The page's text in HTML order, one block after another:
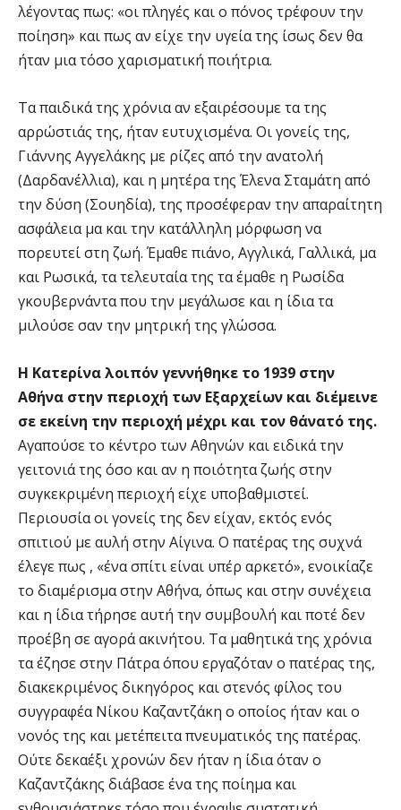
λέγοντας πως: «οι πληγές και ο πόνος τρέφουν την
ποίηση» και πως αν είχε την υγεία της ίσως δεν θα
ήταν μια τόσο χαρισματική ποιήτρια.
Τα παιδικά της χρόνια αν εξαιρέσουμε τα της
αρρώστιάς της, ήταν ευτυχισμένα. Οι γονείς της,
Γιάννης Αγγελάκης με ρίζες από την ανατολή
(Δαρδανέλλια), και η μητέρα της Έλενα Σταμάτη από
την δύση (Σουηδία), της προσέφεραν την απαραίτητη
ασφάλεια μα και την κατάλληλη μόρφωση να
πορευτεί στη ζωή. Έμαθε πιάνο, Αγγλικά, Γαλλικά, μα
και Ρωσικά, τα τελευταία της τα έμαθε η Ρωσίδα
γκουβερνάντα που την μεγάλωσε και η ίδια τα
μιλούσε σαν την μητρική της γλώσσα.
Η Κατερίνα λοιπόν γεννήθηκε το 1939 στην
Αθήνα στην περιοχή των Εξαρχείων και διέμεινε
σε εκείνη την περιοχή μέχρι και τον θάνατό της.
Αγαπούσε το κέντρο των Αθηνών και ειδικά την
γειτονιά της όσο και αν η ποιότητα ζωής στην
συγκεκριμένη περιοχή είχε υποβαθμιστεί.
Περιουσία οι γονείς της δεν είχαν, εκτός ενός
σπιτιού με αυλή στην Αίγινα. Ο πατέρας της συχνά
έλεγε πως , «ένα σπίτι είναι υπέρ αρκετό», ενοικίαζε
το διαμέρισμα στην Αθήνα, όπως και στην συνέχεια
και η ίδια τήρησε αυτή την συμβουλή και ποτέ δεν
προέβη σε αγορά ακινήτου. Τα μαθητικά της χρόνια
τα έζησε στην Πάτρα όπου εργαζόταν ο πατέρας της,
διακεκριμένος δικηγόρος και στενός φίλος του
συγγραφέα Νίκου Καζαντζάκη ο οποίος ήταν και ο
νονός της και μετέπειτα πνευματικός της πατέρας.
Ούτε δεκαέξι χρονών δεν ήταν η ίδια όταν ο
Καζαντζάκης διάβασε ένα της ποίημα και